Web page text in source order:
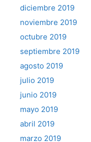
diciembre 2019
noviembre 2019
octubre 2019
septiembre 2019
agosto 2019
julio 2019
junio 2019
mayo 2019
abril 2019
marzo 2019